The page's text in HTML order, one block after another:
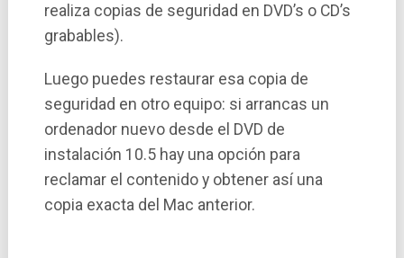
realiza copias de seguridad en DVD’s o CD’s
grabables).
Luego puedes restaurar esa copia de
seguridad en otro equipo: si arrancas un
ordenador nuevo desde el DVD de
instalación 10.5 hay una opción para
reclamar el contenido y obtener así­ una
copia exacta del Mac anterior.